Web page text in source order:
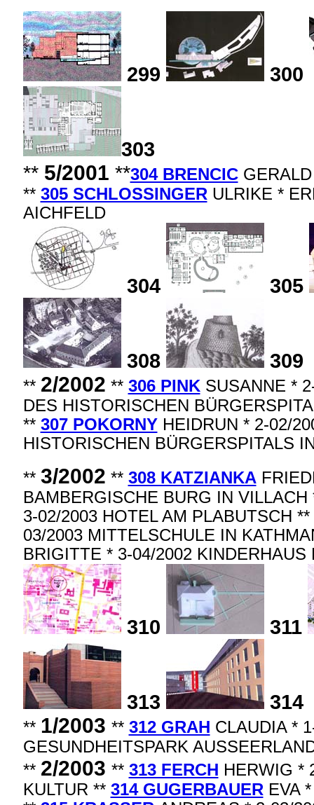
299 300
303
**5/2001 **304 BRENCICGERALD
** 305 SCHLOSSINGER ULRIKE *
AICHFELD
304 305
308 309
** 2/2002 ** 306 PINKSUSANNE *
DES HISTORISCHEN
** 307 POKORNYHEIDRUN * 2-02/
HISTORISCHEN BÜRGERSPITALS
** 3/2002 ** 308 KATZIANKA
BAMBERGISCHE BURG IN
3-02/2003 HOTEL AM PLABUTSCH **
03/2003 MITTELSCHULE IN
BRIGITTE * 3-04/2002
310 311
313 314
** 1/2003 ** 312 GRAH CLAUDIA *
GESUNDHEITSPARK
** 2/2003 ** 313 FERCH HERWIG *
KULTUR ** 314 GUGERBAUER EVA